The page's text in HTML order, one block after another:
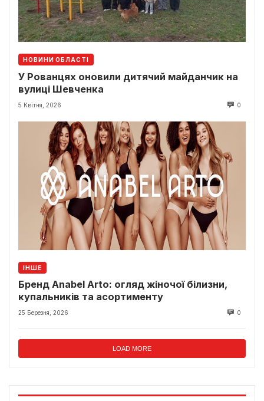
НОВИНИ ОБЛАСТІ
У Рованцях оновили дитячий майданчик на
вулиці Шевченка
5 Квітня, 2026 0
ІНШЕ
Бренд Anabel Arto: огляд жіночої білизни,
купальників та асортименту
25 Березня, 2026 0
LOAD MORE